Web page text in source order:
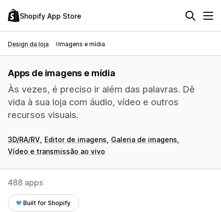
Shopify App Store
Design da loja Imagens e mídia
Apps de imagens e mídia
Às vezes, é preciso ir além das palavras. Dê
vida à sua loja com áudio, vídeo e outros
recursos visuais.
3D/RA/RV Editor de imagens
Galeria de imagens
Vídeo e transmissão ao vivo
488 apps
Built for Shopify